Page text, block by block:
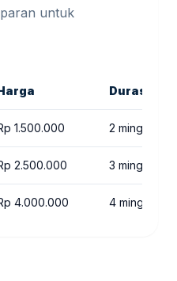
untuk
Durasi
1.500.000 2 minggu
2.500.000 3 minggu
4.000.000 4 minggu